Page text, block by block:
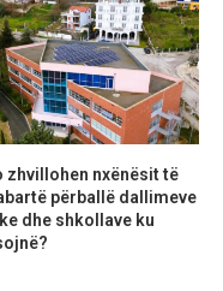
zhvillohen nxënësit të
përballë dallimeve
dhe shkollave ku